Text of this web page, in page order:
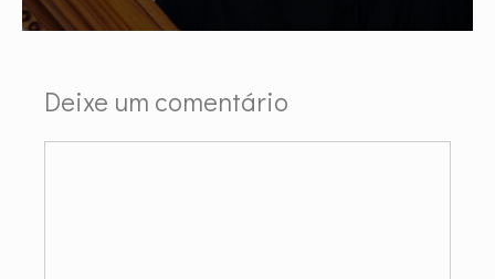
Deixe um comentário